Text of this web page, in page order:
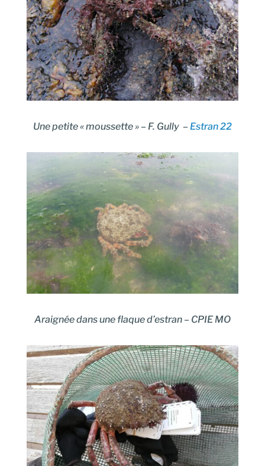
Une petite « moussette » – F. Gully – Estran 22
Araignée dans une flaque d’estran – CPIE MO